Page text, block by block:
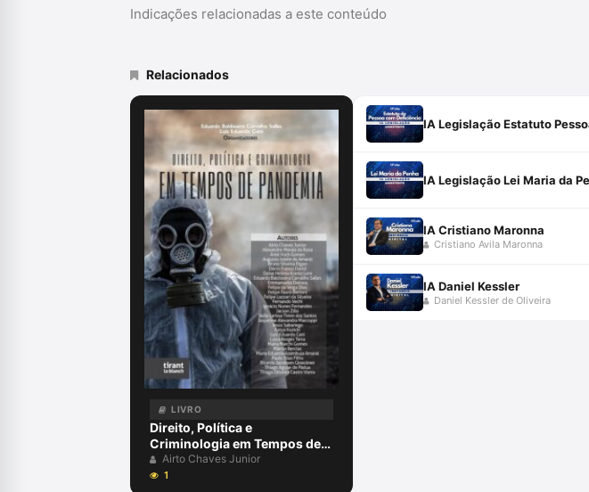
Indicações relacionadas a este conteúdo
Relacionados
LIVRO
Direito, Política e
Criminologia em Tempos de
Pandemia Capa comum 31
dezembro 2021
Airto Chaves Junior
1
IA Legislação Estatuto
IA Legislação Lei Maria da
IA Cristiano Maronna
Cristiano Avila Maronna
IA Daniel Kessler
Daniel Kessler de Oliveira